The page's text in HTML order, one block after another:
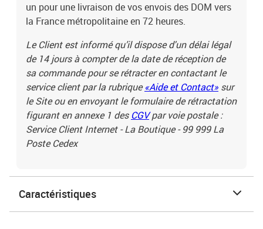
un pour une livraison de vos envois des DOM vers
la France métropolitaine en 72 heures.
Le Client est informé qu’il dispose d'un délai légal
de 14 jours à compter de la date de réception de
sa commande pour se rétracter en contactant le
service client par la rubrique«Aide et Contact» sur
le Site ou en envoyant le formulaire de rétractation
figurant en annexe 1 des CGVpar voie postale :
Service Client Internet - La Boutique - 99 999 La
Poste Cedex
Caractéristiques